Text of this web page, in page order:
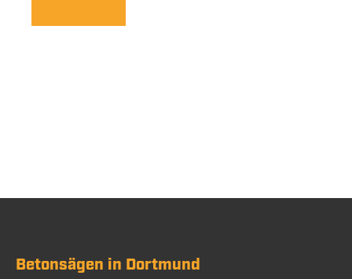
Betonsägen in Dortmund